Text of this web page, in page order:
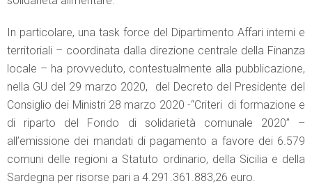
In particolare, una task force del Dipartimento Affari interni e
territoriali – coordinata dalla direzione centrale della Finanza
locale – ha provveduto, contestualmente alla pubblicazione,
nella GU del 29 marzo 2020, del Decreto del Presidente del
Consiglio dei Ministri 28 marzo 2020 -“Criteri di formazione e
di riparto del Fondo di solidarietà comunale 2020” –
all’emissione dei mandati di pagamento a favore dei 6.579
comuni delle regioni a Statuto ordinario, della Sicilia e della
Sardegna per risorse pari a 4.291.361.883,26 euro.